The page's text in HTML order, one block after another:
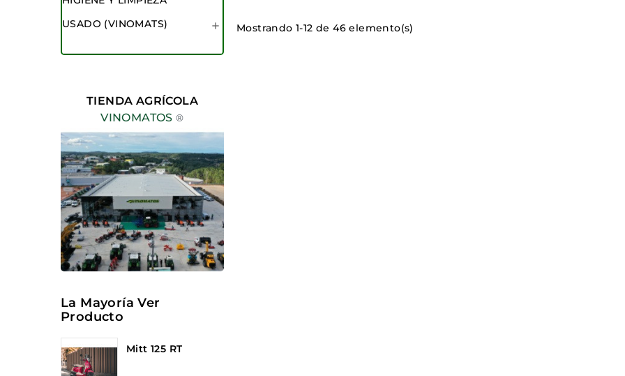
USADO (VINOMATS)

TIENDA AGRÍCOLA
VINOMATOS®
La Mayoría Ver
Producto
Mitt 125 RT
Mostrando 1-12 de 46 elemento(s)